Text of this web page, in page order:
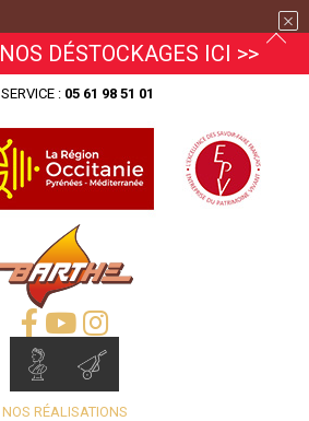
DÉSTOCKAGES ICI >>
: 05 61 98 51 01
NOS RÉALISATIONS